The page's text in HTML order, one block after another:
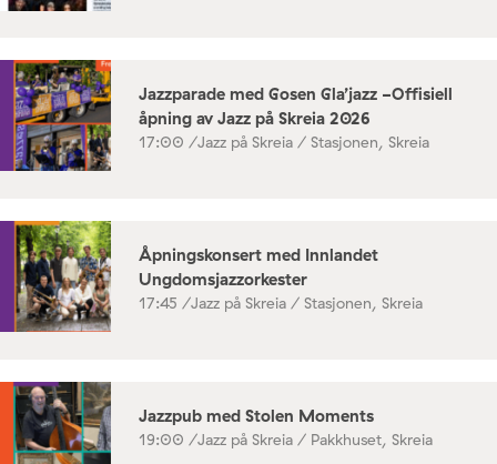
Jazzparade med Gosen Gla’jazz -Offisiell
åpning av Jazz på Skreia 2026
17:00 /Jazz på Skreia / Stasjonen, Skreia
Åpningskonsert med Innlandet
Ungdomsjazzorkester
17:45 /Jazz på Skreia / Stasjonen, Skreia
Jazzpub med Stolen Moments
19:00 /Jazz på Skreia / Pakkhuset, Skreia